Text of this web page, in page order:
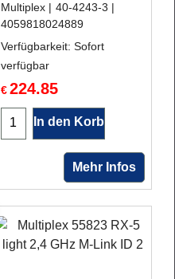
€224.85
Multiplex
40-4243-3
4059818024889
Verfügbarkeit: Sofort
verfügbar
In den Korb
Mehr Infos